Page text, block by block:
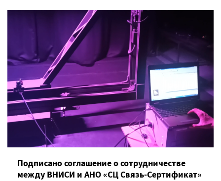
Подписано соглашение о сотрудничестве
между ВНИСИ и АНО «СЦ Связь-Сертификат»